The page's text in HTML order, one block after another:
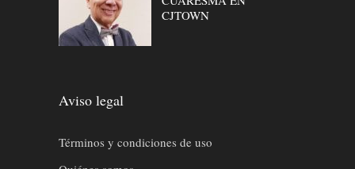
CJTOWN
Aviso legal
Términos y condiciones de uso